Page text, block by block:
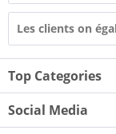
Les clients on
Top Categories
Social Media